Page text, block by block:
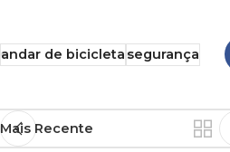
andar de bicicletasegurança
Mais Recente